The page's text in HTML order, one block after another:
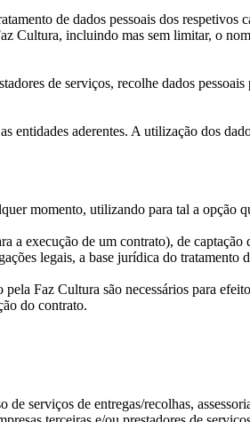
de dados pessoais dos respetivos
Cultura, incluindo mas sem limitar, o
de serviços, recolhe dados
entidades aderentes. A utilização dos
momento, utilizando para tal a opção
execução de um contrato), de
legais, a base jurídica do tratamento
Faz Cultura são necessários para
do contrato.
serviços de entregas/recolhas,